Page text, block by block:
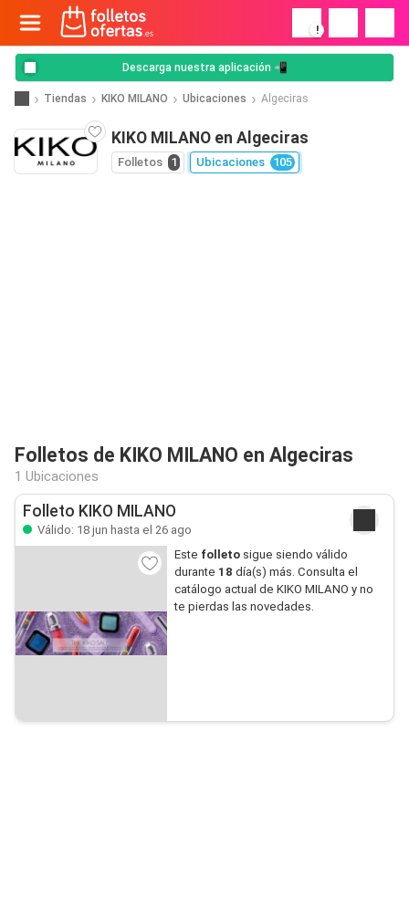
!
Descarga nuestra aplicación 📲
Tiendas KIKO MILANO Ubicaciones Algeciras
KIKO MILANO en Algeciras
Folletos 1 Ubicaciones 105
Folletos de KIKO MILANO en Algeciras
1 Ubicaciones
Folleto KIKO MILANO
Válido: 18 jun hasta el 26 ago
Este folletosigue siendo válido
durante 18 día(s) más. Consulta el
catálogo actual de KIKO MILANO y no
te pierdas las novedades.